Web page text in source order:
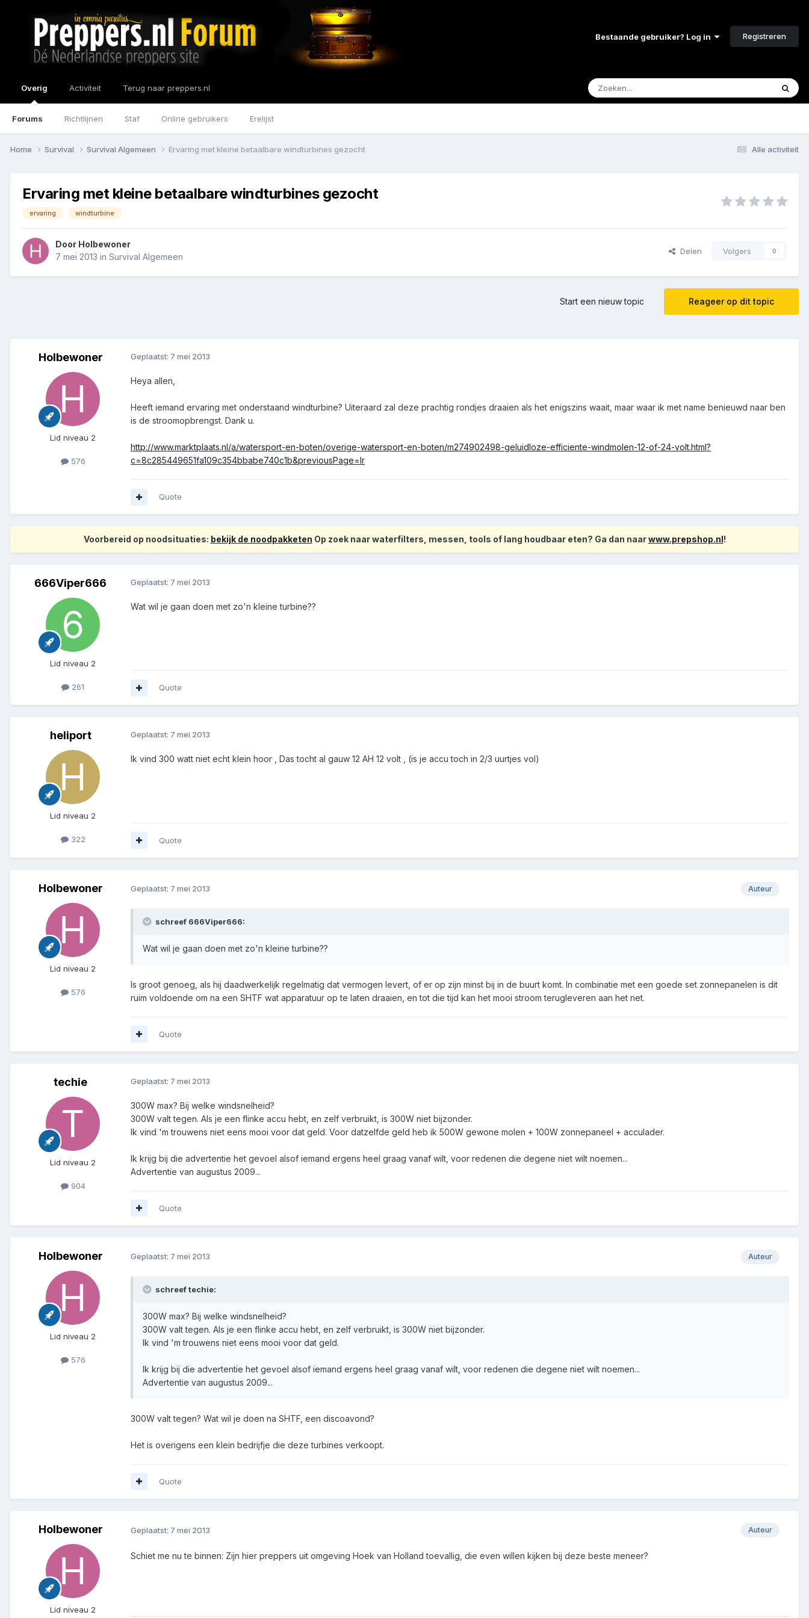
Bestaande gebruiker? Log in Registreren
Overig
Forums Richtlijnen Staf Online gebruikers Erelijst
Activiteit Terug naar preppers.nl
Alle activiteit
Home Survival Survival Algemeen Ervaring met kleine betaalbare windturbines gezocht
Ervaring met kleine betaalbare windturbines gezocht
ervaring windturbine
Door Holbewoner
7 mei 2013 in Survival Algemeen
Delen Volgers 0
Reageer op dit topic
Start een nieuw topic
Holbewoner
Lid niveau 2
576
Geplaatst: 7 mei 2013
Heya allen,
Heeft iemand ervaring met onderstaand windturbine? Uiteraard zal deze prachtig rondjes draaien als het enigszins waait, maar waar ik met name benieuwd naar ben
is de stroomopbrengst. Dank u.
http://www.marktplaats.nl/a/watersport-en-boten/overige-watersport-en-boten/m274902498-geluidloze-efficiente-windmolen-12-of-24-volt.html?
c=8c285449651fa109c354bbabe740c1b&previousPage=lr
Quote
Voorbereid op noodsituaties: bekijk de noodpakketen Op zoek naar waterfilters, messen, tools of lang houdbaar eten? Ga dan naarwww.prepshop.nl!
666Viper666
Lid niveau 2
261
Geplaatst: 7 mei 2013
Wat wil je gaan doen met zo'n kleine turbine??
Quote
heliport
Lid niveau 2
322
Geplaatst: 7 mei 2013
Ik vind 300 watt niet echt klein hoor , Das tocht al gauw 12 AH 12 volt , (is je accu toch in 2/3 uurtjes vol)
Quote
Holbewoner
Lid niveau 2
576
Auteur
Geplaatst: 7 mei 2013
schreef 666Viper666:
Wat wil je gaan doen met zo'n kleine turbine??
Is groot genoeg, als hij daadwerkelijk regelmatig dat vermogen levert, of er op zijn minst bij in de buurt komt. In combinatie met een goede set zonnepanelen is dit
ruim voldoende om na een SHTF wat apparatuur op te laten draaien, en tot die tijd kan het mooi stroom terugleveren aan het net.
Quote
techie
Lid niveau 2
904
Geplaatst: 7 mei 2013
300W max? Bij welke windsnelheid?
300W valt tegen. Als je een flinke accu hebt, en zelf verbruikt, is 300W niet bijzonder.
Ik vind 'm trouwens niet eens mooi voor dat geld. Voor datzelfde geld heb ik 500W gewone molen + 100W zonnepaneel + acculader.
Ik krijg bij die advertentie het gevoel alsof iemand ergens heel graag vanaf wilt, voor redenen die degene niet wilt noemen...
Advertentie van augustus 2009...
Quote
Holbewoner
Lid niveau 2
576
Auteur
Geplaatst: 7 mei 2013
schreef techie:
300W max? Bij welke windsnelheid?
300W valt tegen. Als je een flinke accu hebt, en zelf verbruikt, is 300W niet bijzonder.
Ik vind 'm trouwens niet eens mooi voor dat geld.
Ik krijg bij die advertentie het gevoel alsof iemand ergens heel graag vanaf wilt, voor redenen die degene niet wilt noemen...
Advertentie van augustus 2009...
300W valt tegen? Wat wil je doen na SHTF, een discoavond?
Het is overigens een klein bedrijfje die deze turbines verkoopt.
Quote
Holbewoner
Lid niveau 2
Auteur
Geplaatst: 7 mei 2013
Schiet me nu te binnen: Zijn hier preppers uit omgeving Hoek van Holland toevallig, die even willen kijken bij deze beste meneer?